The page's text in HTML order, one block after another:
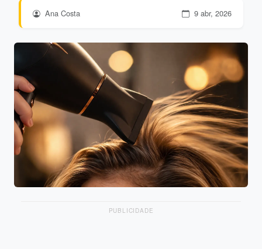
Ana Costa 9 abr, 2026
PUBLICIDADE